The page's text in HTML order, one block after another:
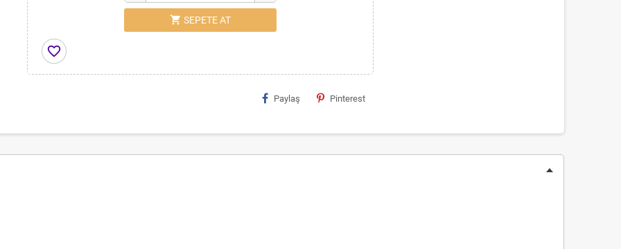
shopping_cart SEPETE AT
favorite_border
Paylaş Pinterest